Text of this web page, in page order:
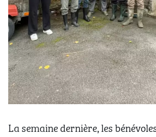
La semaine dernière, les